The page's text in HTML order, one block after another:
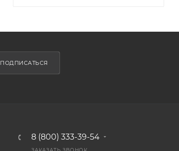
ПОДПИСАТЬСЯ
8 (800) 333-39-54